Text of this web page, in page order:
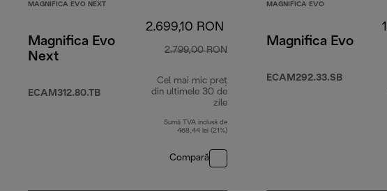
MAGNIFICA EVO NEXT
Magnifica Evo
Next
ECAM312.80.TB
2.699,10 RON
2.799,00 RON
Cel mai mic preț
din ultimele 30 de
zile
Sumă TVA inclusă de
468,44 lei (21%)
Compară
MAGNIFICA EVO
Magnifica Evo
ECAM292.33.SB